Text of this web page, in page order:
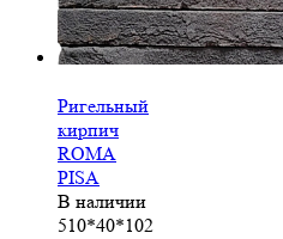
Ригельный
кирпич
ROMA
PISA
В наличии
510*40*102